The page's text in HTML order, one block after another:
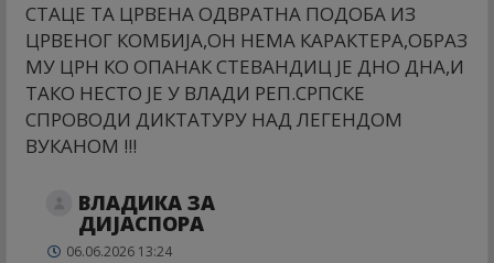
СТАЦЕ ТА ЦРВЕНА ОДВРАТНА ПОДОБА ИЗ
ЦРВЕНОГ КОМБИЈА,ОН НЕМА КАРАКТЕРА,ОБРАЗ
МУ ЦРН КО ОПАНАК СТЕВАНДИЦ ЈЕ ДНО ДНА,И
ТАКО НЕСТО ЈЕ У ВЛАДИ РЕП.СРПСКЕ
СПРОВОДИ ДИКТАТУРУ НАД ЛЕГЕНДОМ
ВУКАНОМ !!!
ВЛАДИКА ЗА
ДИЈАСПОРА
06.06.2026 13:24